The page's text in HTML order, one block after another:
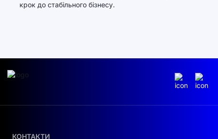
крок до стабільного бізнесу.
КОНТАКТИ